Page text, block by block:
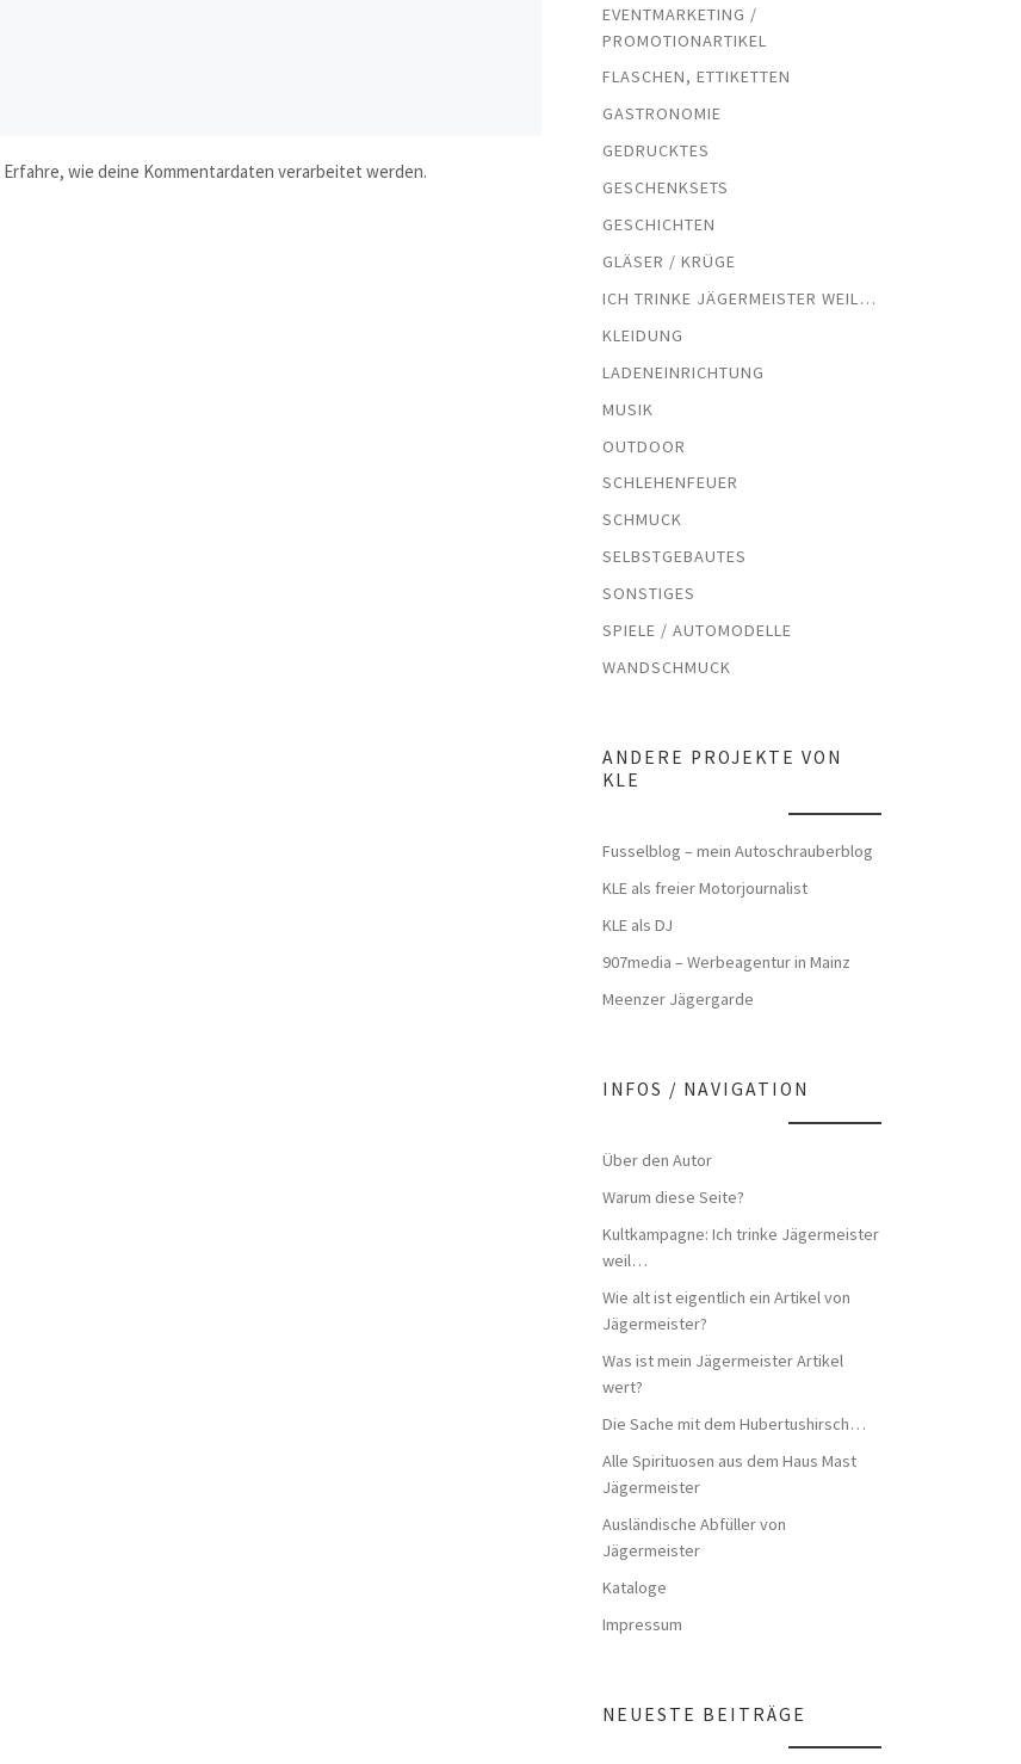
Erfahre, wie deine Kommentardaten verarbeitet werden.
EVENTMARKETING /
PROMOTIONARTIKEL
FLASCHEN, ETTIKETTEN
GASTRONOMIE
GEDRUCKTES
GESCHENKSETS
GESCHICHTEN
GLÄSER / KRÜGE
ICH TRINKE JÄGERMEISTER WEIL…
KLEIDUNG
LADENEINRICHTUNG
MUSIK
OUTDOOR
SCHLEHENFEUER
SCHMUCK
SELBSTGEBAUTES
SONSTIGES
SPIELE / AUTOMODELLE
WANDSCHMUCK
ANDERE PROJEKTE VON
KLE
Fusselblog – mein Autoschrauberblog
KLE als freier Motorjournalist
KLE als DJ
907media – Werbeagentur in Mainz
Meenzer Jägergarde
INFOS / NAVIGATION
Über den Autor
Warum diese Seite?
Kultkampagne: Ich trinke Jägermeister
weil…
Wie alt ist eigentlich ein Artikel von
Jägermeister?
Was ist mein Jägermeister Artikel
wert?
Die Sache mit dem Hubertushirsch…
Alle Spirituosen aus dem Haus Mast
Jägermeister
Ausländische Abfüller von
Jägermeister
Kataloge
Impressum
NEUESTE BEITRÄGE